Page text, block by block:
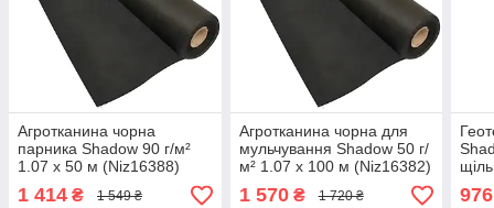
Агротканина чорна
парника Shadow 90 г/м²
1.07 х 50 м (Niz16388)
1 414 ₴ 1 549 ₴
Агротканина чорна для
мульчування Shadow 50 г/
м² 1.07 х 100 м (Niz16382)
1 570₴ 1 720 ₴ 976